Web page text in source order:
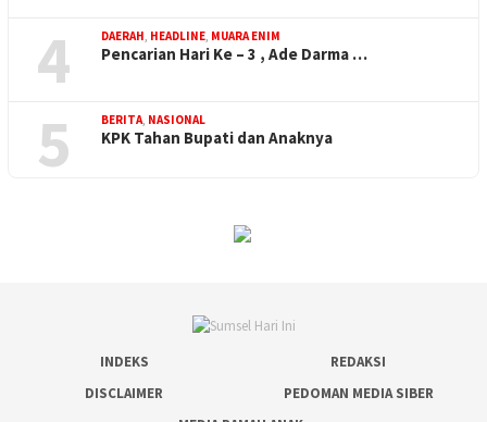
4 DAERAH, HEADLINE, MUARA ENIM
Pencarian Hari Ke – 3 , Ade Darma …
5 BERITA, NASIONAL
KPK Tahan Bupati dan Anaknya
INDEKS
REDAKSI
DISCLAIMER
PEDOMAN MEDIA SIBER